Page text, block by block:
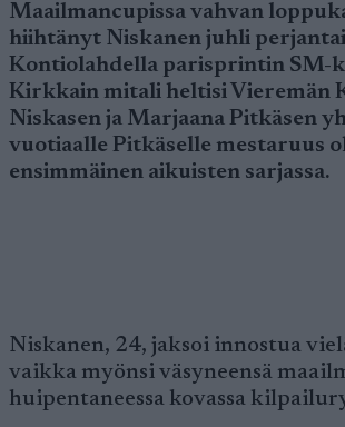
Maailmancupissa vahvan
hiihtänyt Niskanen juhli
Kontiolahdella parisprintin SM-
Kirkkain mitali heltisi Vieremän
Niskasen ja Marjaana Pitkäsen
vuotiaalle Pitkäselle mestaruus
ensimmäinen aikuisten sarjassa.
Niskanen, 24, jaksoi innostua
vaikka myönsi väsyneensä
huipentaneessa kovassa